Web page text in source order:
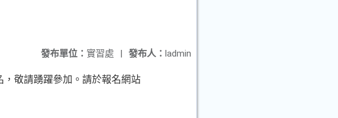
發布人： ladmin
發布單位： 實習處 |
敬請踴躍參加。請於報名網站